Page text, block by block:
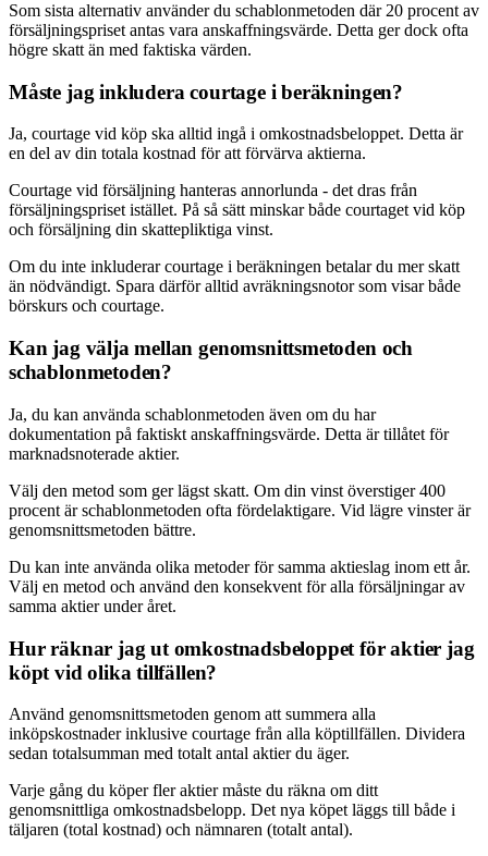
Som sista alternativ använder du schablonmetoden där 20 procent av
försäljningspriset antas vara anskaffningsvärde. Detta ger dock ofta
högre skatt än med faktiska värden.
Måste jag inkludera courtage i beräkningen?
Ja, courtage vid köp ska alltid ingå i omkostnadsbeloppet. Detta är
en del av din totala kostnad för att förvärva aktierna.
Courtage vid försäljning hanteras annorlunda - det dras från
försäljningspriset istället. På så sätt minskar både courtaget vid köp
och försäljning din skattepliktiga vinst.
Om du inte inkluderar courtage i beräkningen betalar du mer skatt
än nödvändigt. Spara därför alltid avräkningsnotor som visar både
börskurs och courtage.
Kan jag välja mellan genomsnittsmetoden och
schablonmetoden?
Ja, du kan använda schablonmetoden även om du har
dokumentation på faktiskt anskaffningsvärde. Detta är tillåtet för
marknadsnoterade aktier.
Välj den metod som ger lägst skatt. Om din vinst överstiger 400
procent är schablonmetoden ofta fördelaktigare. Vid lägre vinster är
genomsnittsmetoden bättre.
Du kan inte använda olika metoder för samma aktieslag inom ett år.
Välj en metod och använd den konsekvent för alla försäljningar av
samma aktier under året.
Hur räknar jag ut omkostnadsbeloppet för aktier jag
köpt vid olika tillfällen?
Använd genomsnittsmetoden genom att summera alla
inköpskostnader inklusive courtage från alla köptillfällen. Dividera
sedan totalsumman med totalt antal aktier du äger.
Varje gång du köper fler aktier måste du räkna om ditt
genomsnittliga omkostnadsbelopp. Det nya köpet läggs till både i
täljaren (total kostnad) och nämnaren (totalt antal).